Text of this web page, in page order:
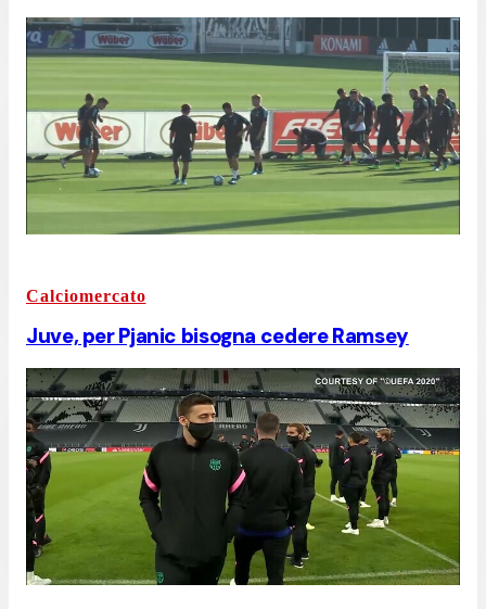
Calciomercato
Juve, per Pjanic bisogna cedere Ramsey